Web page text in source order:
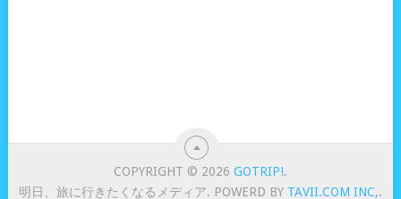
COPYRIGHT © 2026GOTRIP!.
明日、旅に行きたくなるメディア. POWERD BY TAVII.COM INC,.